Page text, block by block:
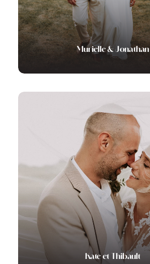
Murielle & Jonathan
Kate et Thibault